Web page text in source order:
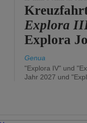
Explora
Explora
Genua
"Explora IV" und
Jahr 2027 und